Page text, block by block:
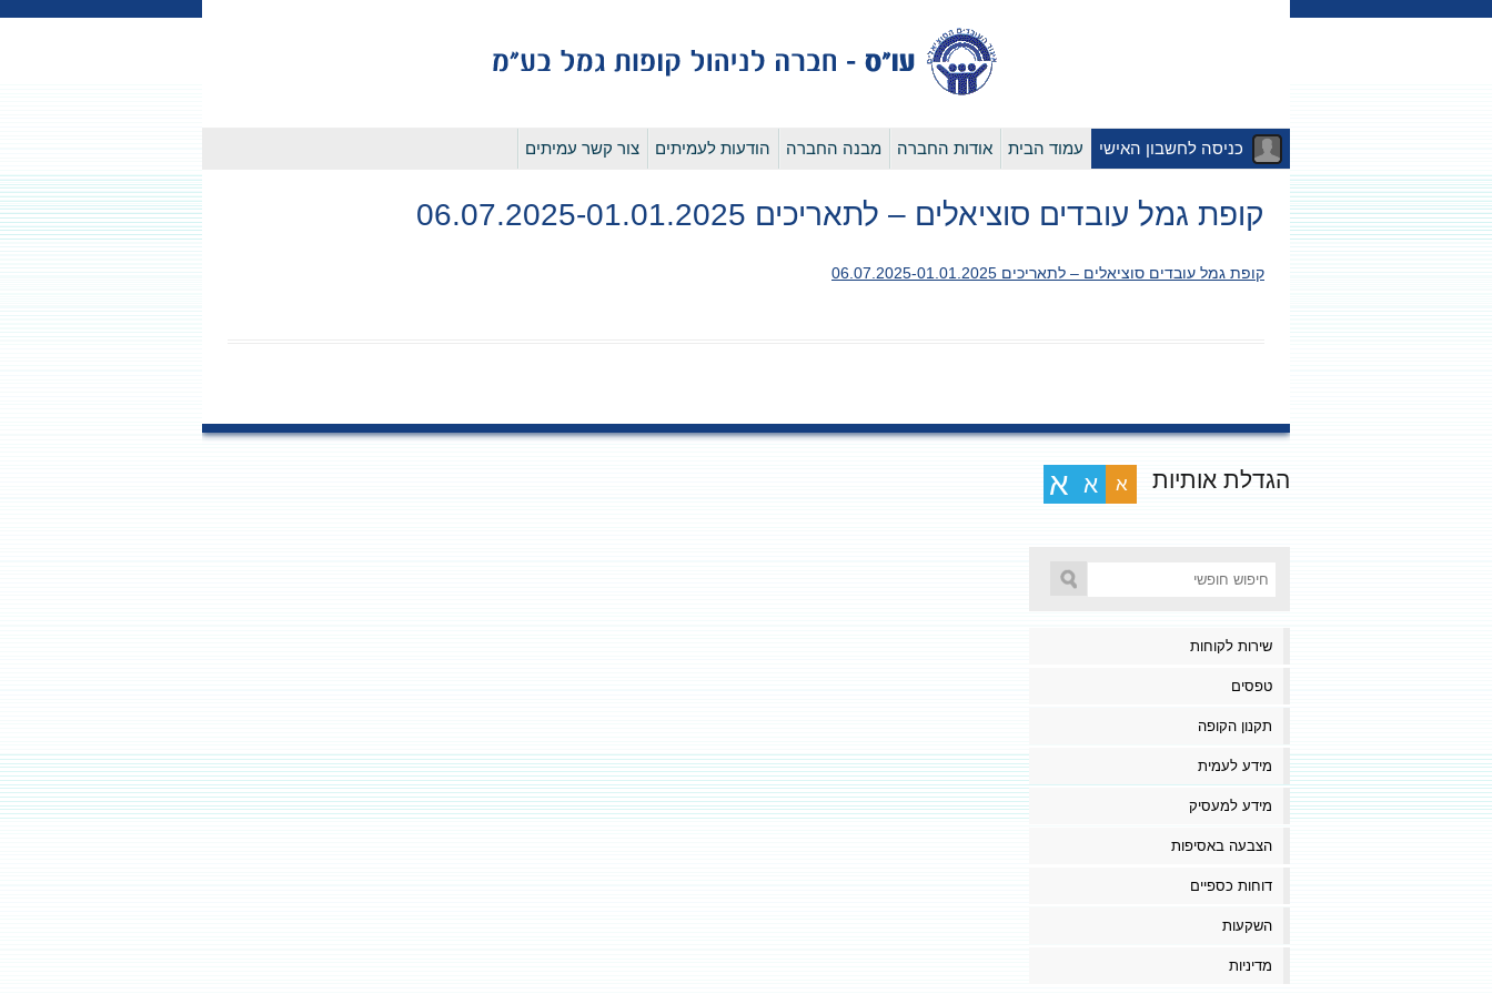
לדלג
כניסה לחשבון האישי עמוד הבית אודות החברה מבנה החברה הודעות לעמיתים צור קשר עמיתים
קופת גמל עובדים סוציאלים – לתאריכים 06.07.2025-01.01.2025
קופת גמל עובדים סוציאלים – לתאריכים 06.07.2025-01.01.2025
הגדלת אותיות א א א
שירות לקוחות
טפסים
תקנון הקופה
מידע לעמית
מידע למעסיק
הצבעה באסיפות
דוחות כספיים
השקעות
מדיניות